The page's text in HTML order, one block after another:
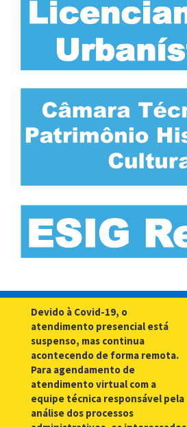
Devido à Covid-19, o
atendimento presencial está
suspenso, mas continua
acontecendo de forma remota.
Para agendamento de
atendimento virtual com a
equipe técnica responsável pela
análise dos processos